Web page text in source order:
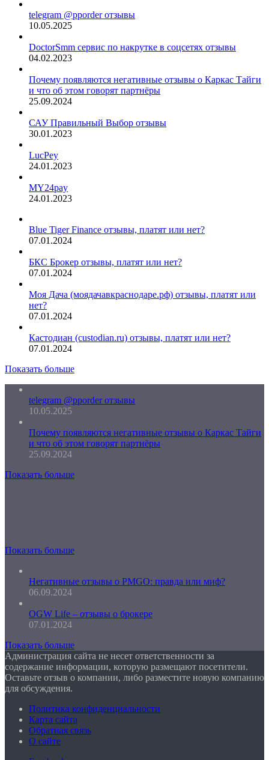
telegram @pporder отзывы
10.05.2025
DoctorSmm сервис по накрутке в соцсетях отзывы
04.02.2023
Почему появляются негативные отзывы о Каркас Тайги
и что об этом говорят партнёры
25.09.2024
САУ Правильный Выбор отзывы
30.01.2023
LucPey
24.01.2023
MY24pay
24.01.2023
Blue Tiger Finance отзывы, платят или нет?
07.01.2024
БКС Брокер отзывы, платят или нет?
07.01.2024
Моя Дача (моядачавкраснодаре.рф) отзывы, платят или
нет?
07.01.2024
Кастодиан (custodian.ru) отзывы, платят или нет?
07.01.2024
Показать больше
telegram @pporder отзывы
10.05.2025
Почему появляются негативные отзывы о Каркас Тайги
и что об этом говорят партнёры
25.09.2024
Показать больше
Показать больше
Негативные отзывы о PMGO: правда или миф?
06.09.2024
OGW Life – отзывы о брокере
07.01.2024
Показать больше
Администрация сайта не несет ответственности за
содержание информации, которую размещают посетители.
Оставьте отзыв о компании, либо разместите новую компанию
для обсуждения.
Политика конфиденциальности
Карта сайта
Обратная связь
О сайте